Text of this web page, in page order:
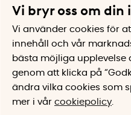
Vi bryr oss om
Vi använder cookies för
innehåll och vår
bästa möjliga upplevelse
genom att klicka på
ändra vilka cookies som
mer i vår cookiepolicy